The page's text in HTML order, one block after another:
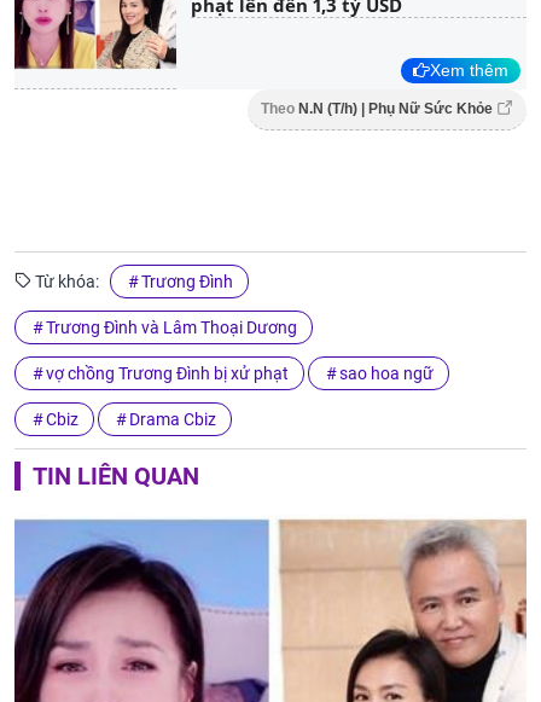
phạt lên đến 1,3 tỷ USD
Xem thêm
Theo N.N (T/h) | Phụ Nữ Sức Khỏe
Từ khóa: Trương Đình
Trương Đình và Lâm Thoại Dương
vợ chồng Trương Đình bị xử phạt sao hoa ngữ
Cbiz Drama Cbiz
TIN LIÊN QUAN